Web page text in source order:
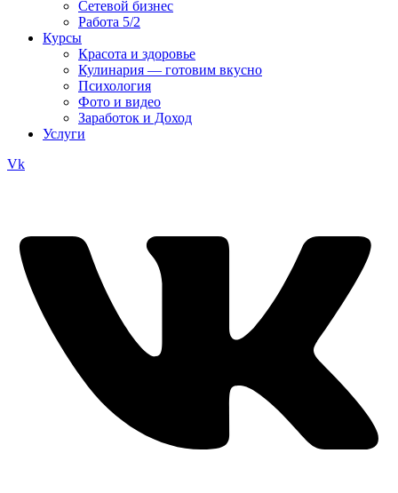
Сетевой бизнес
Работа 5/2
Курсы
Красота и здоровье
Кулинария — готовим вкусно
Психология
Фото и видео
Заработок и Доход
Услуги
Vk